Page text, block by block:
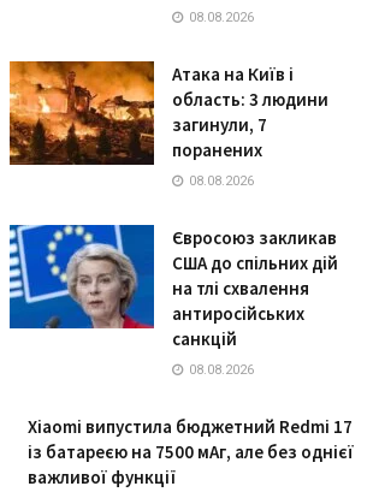
08.08.2026
Атака на Київ і
область: 3 людини
загинули, 7
поранених
08.08.2026
Євросоюз закликав
США до спільних дій
на тлі схвалення
антиросійських
санкцій
08.08.2026
Xiaomi випустила бюджетний Redmi 17
із батареєю на 7500 мАг, але без однієї
важливої функції